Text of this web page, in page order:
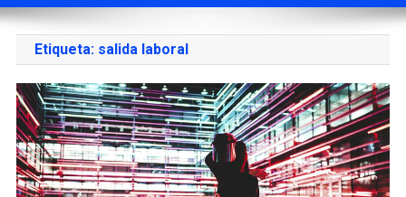
Etiqueta: salida laboral